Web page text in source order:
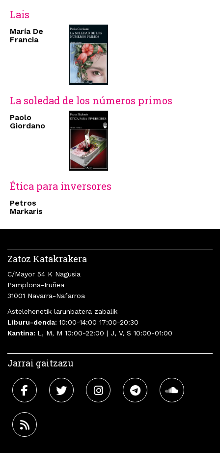
Lais
María De
Francia
La soledad de los números primos
Paolo
Giordano
Ética para inversores
Petros
Markaris
Zatoz Katakrakera
C/Mayor 54 K Nagusia
Pamplona-Iruñea
31001 Navarra-Nafarroa
Astelehenetik larunbatera zabalik
Liburu-denda: 10:00-14:00 17:00-20:30
Kantina: L, M, M 10:00-22:00 | J, V, S 10:00-01:00
Jarrai gaitzazu